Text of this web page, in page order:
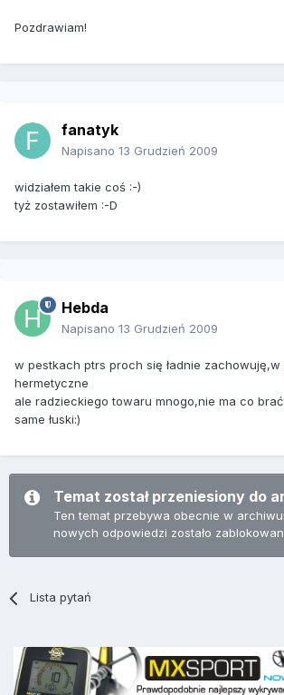
Pozdrawiam!
fanatyk
Napisano 13 Grudzień 2009
widziałem takie coś :-)
tyż zostawiłem :-D
Hebda
Napisano 13 Grudzień 2009
w pestkach ptrs proch się ładnie
hermetyczne
ale radzieckiego towaru mnogo,nie ma co
same łuski:)
Temat został przeniesiony do
Ten temat przebywa obecnie w
nowych odpowiedzi zostało
Lista pytań